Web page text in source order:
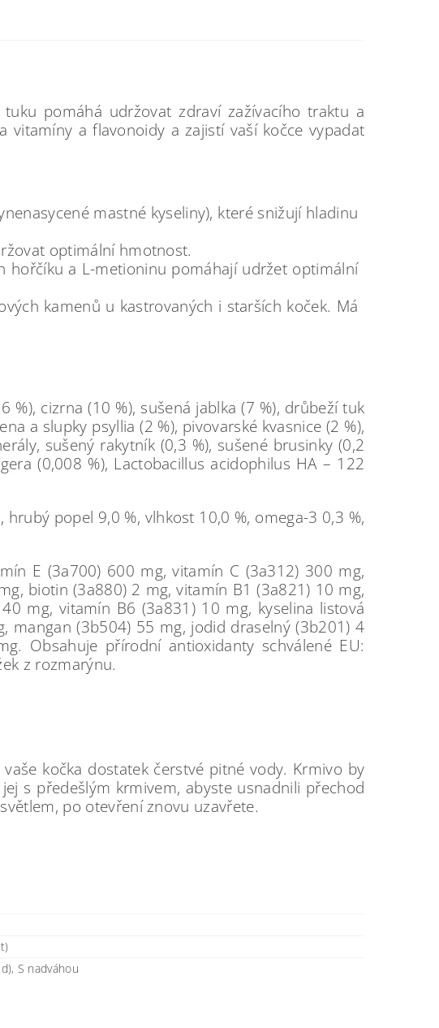
pomáhá udržovat zdraví zažívacího traktu a
a flavonoidy a zajistí vaší kočce vypadat
mastné kyseliny), které snižují hladinu
optimální hmotnost.
hořčíku a L-metioninu pomáhají udržet optimální
kamenů u kastrovaných i starších koček. Má
cizrna (10 %), sušená jablka (7 %), drůbeží tuk
a slupky psyllia (2 %), pivovarské kvasnice (2 %),
sušený rakytník (0,3 %), sušené brusinky (0,2
(0,008 %), Lactobacillus acidophilus HA – 122
popel 9,0 %, vlhkost 10,0 %, omega-3 0,3 %,
E (3a700) 600 mg, vitamín C (3a312) 300 mg,
biotin (3a880) 2 mg, vitamín B1 (3a821) 10 mg,
mg, vitamín B6 (3a831) 10 mg, kyselina listová
mangan (3b504) 55 mg, jodid draselný (3b201) 4
Obsahuje přírodní antioxidanty schválené EU:
z rozmarýnu.
kočka dostatek čerstvé pitné vody. Krmivo by
s předešlým krmivem, abyste usnadnili přechod
po otevření znovu uzavřete.
S nadváhou